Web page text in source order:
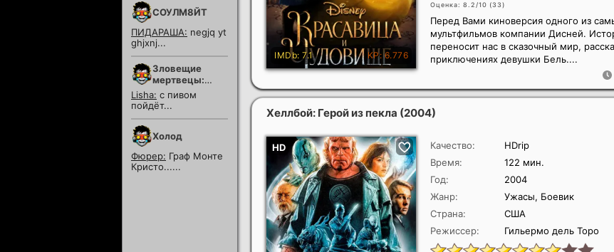
Оценка: 8.2/10 (33)
Перед Вами киноверсия одного из
мультфильмов компании Дисней.
переносит нас в сказочный мир,
приключениях девушки Бель....
Хеллбой: Герой из пекла (2004)
Качество:
HDrip
Время:
122 мин.
Год:
2004
Жанр:
Ужасы, Боевик
Страна:
США
Режиссер:
Гильермо дель Торо
СОУЛМ8ЙТ
ПИДАРАША: negjq yt
ghjxnj...
Зловещие
мертвецы:
Пекло
Lisha: с пивом
пойдёт...
Холод
Фюрер: Граф Монте
Кристо......